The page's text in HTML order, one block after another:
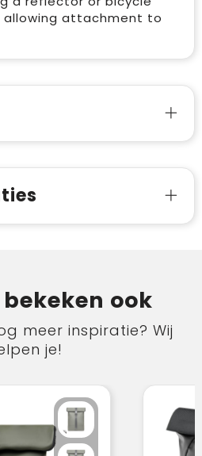
attachment to
ook
meer inspiratie? Wij
je!